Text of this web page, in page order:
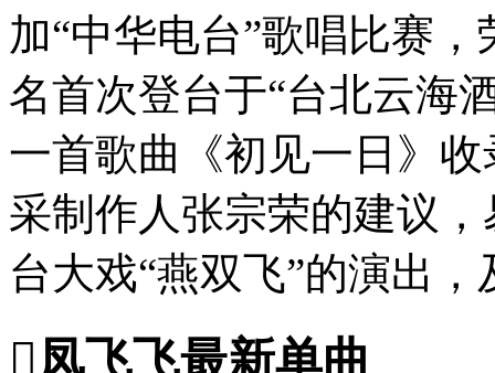
加“中华电台”歌唱比赛
名首次登台于“台北云海
一首歌曲《初见一日》
采制作人张宗荣的建议
台大戏“燕双飞”的演出
凤飞飞最新单曲